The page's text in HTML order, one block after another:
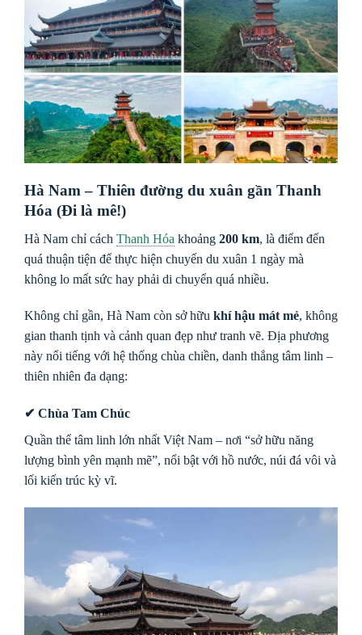
Hà Nam – Thiên đường du xuân gần Thanh
Hóa (Đi là mê!)
Hà Nam chỉ cách Thanh Hóa khoảng 200 km, là điểm đến
quá thuận tiện để thực hiện chuyến du xuân 1 ngày mà
không lo mất sức hay phải di chuyển quá nhiều.
Không chỉ gần, Hà Nam còn sở hữu khí hậu mát mẻ, không
gian thanh tịnh và cảnh quan đẹp như tranh vẽ. Địa phương
này nổi tiếng với hệ thống chùa chiền, danh thắng tâm linh –
thiên nhiên đa dạng:
✔ Chùa Tam Chúc
Quần thể tâm linh lớn nhất Việt Nam – nơi “sở hữu năng
lượng bình yên mạnh mẽ”, nổi bật với hồ nước, núi đá vôi và
lối kiến trúc kỳ vĩ.